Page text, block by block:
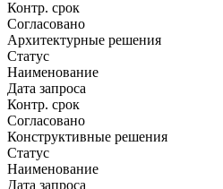
Контр. срок
Согласовано
Архитектурные решения
Статус
Наименование
Дата запроса
Контр. срок
Согласовано
Конструктивные решения
Статус
Наименование
Дата запроса